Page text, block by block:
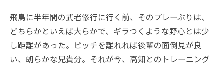
飛鳥に半年間の武者修行に行く前、そのプレーぶりは、
どちらかといえば大らかで、ギラつくような野心とは少
し距離があった。ピッチを離れれば後輩の面倒見が良
い、朗らかな兄貴分。それが今、高知とのトレーニング